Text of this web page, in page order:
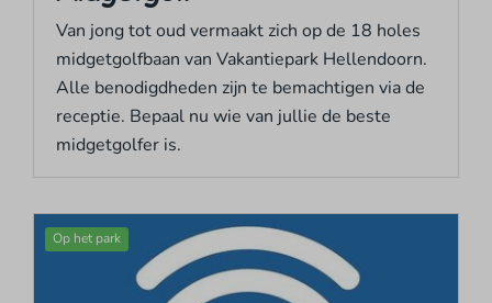
Van jong tot oud vermaakt zich op de 18 holes
midgetgolfbaan van Vakantiepark Hellendoorn.
Alle benodigdheden zijn te bemachtigen via de
receptie. Bepaal nu wie van jullie de beste
midgetgolfer is.
Op het park